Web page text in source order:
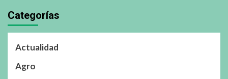
Categorías
Actualidad
Agro